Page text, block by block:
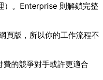
）。Enterprise 則解鎖完整
頁版，所以你的工作流程不
的競爭對手或許更適合